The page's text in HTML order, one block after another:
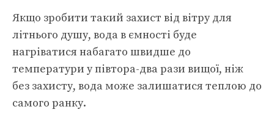
Якщо зробити такий захист від вітру для
літнього душу, вода в ємності буде
нагріватися набагато швидше до
температури у півтора-два рази вищої, ніж
без захисту, вода може залишатися теплою до
самого ранку.